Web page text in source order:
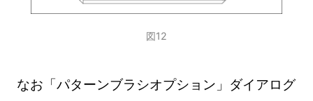
図12
なお「パターンブラシオプション」ダイアログ